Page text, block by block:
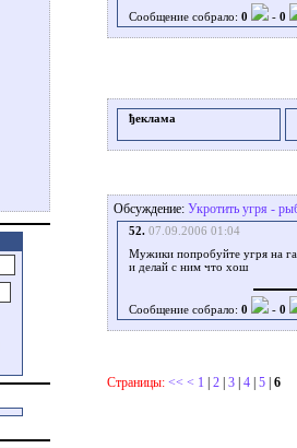
Сообщение собрало: 0 - 0
ђеклама
Обсуждение: Укротить угря -
52. 07.09.2006 01:04
Мужики попробуйте угря на
и делай с ним что хош
Сообщение собрало: 0 - 0
Страницы: << < 1 | 2 | 3 | 4 | 5 | 6